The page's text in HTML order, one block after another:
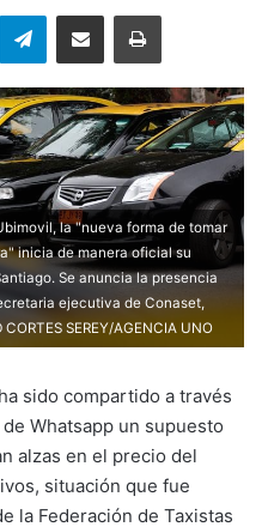
TelegramEnviar vía email Imprimir
la "nueva forma de tomar
inicia de manera oficial su
Se anuncia la presencia
ejecutiva de Conaset,
SEREY/AGENCIA UNO
sido compartido a través
Whatsapp un supuesto
alzas en el precio del
situación que fue
la Federación de Taxistas